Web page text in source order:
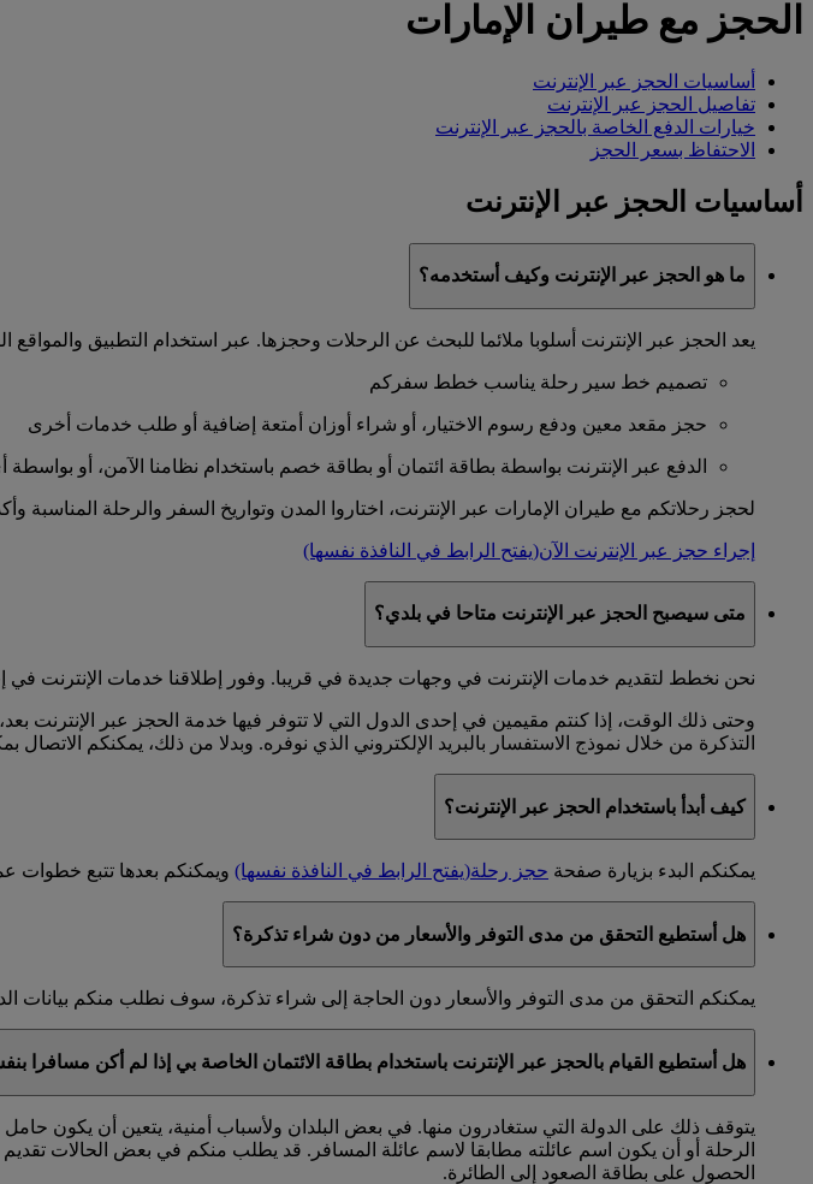
الحجز مع طيران الإمارات
أساسيات الحجز عبر الإنترنت
تفاصيل الحجز عبر الإنترنت
خيارات الدفع الخاصة بالحجز عبر الإنترنت
الاحتفاظ بسعر الحجز
أساسيات الحجز عبر الإنترنت
ما هو الحجز عبر الإنترنت وكيف أستخدمه؟
يعد الحجز عبر الإنترنت أسلوبا ملائما للبحث عن الرحلات وحجزها. عبر استخدام التطبيق والمواقع
تصميم خط سير رحلة يناسب خطط سفركم
حجز مقعد معين ودفع رسوم الاختيار، أو شراء أوزان أمتعة إضافية أو طلب خدمات أخرى
الدفع عبر الإنترنت بواسطة بطاقة ائتمان أو بطاقة خصم باستخدام نظامنا الآمن، أو
لحجز رحلاتكم مع طيران الإمارات عبر الإنترنت، اختاروا المدن وتواريخ السفر والرحلة المناسبة
إجراء حجز عبر الإنترنت الآن(يفتح الرابط في النافذة نفسها)
متى سيصبح الحجز عبر الإنترنت متاحا في بلدي؟
نحن نخطط لتقديم خدمات الإنترنت في وجهات جديدة في قريبا. وفور إطلاقنا خدمات الإنترنت
وحتى ذلك الوقت، إذا كنتم مقيمين في إحدى الدول التي لا تتوفر فيها خدمة الحجز عبر الإنترنت
التذكرة من خلال نموذج الاستفسار بالبريد الإلكتروني الذي نوفره. وبدلا من ذلك، يمكنكم الاتصال
كيف أبدأ باستخدام الحجز عبر الإنترنت؟
يمكنكم البدء بزيارة صفحة حجز رحلة(يفتح الرابط في النافذة نفسها) ويمكنكم بعدها تتبع خطوات
هل أستطيع التحقق من مدى التوفر والأسعار من دون شراء تذكرة؟
يمكنكم التحقق من مدى التوفر والأسعار دون الحاجة إلى شراء تذكرة، سوف نطلب منكم بيانات
هل أستطيع القيام بالحجز عبر الإنترنت باستخدام بطاقة الائتمان الخاصة بي إذا لم أكن مسافرا
يتوقف ذلك على الدولة التي ستغادرون منها. في بعض البلدان ولأسباب أمنية، يتعين أن يكون
الرحلة أو أن يكون اسم عائلته مطابقا لاسم عائلة المسافر. قد يطلب منكم في بعض الحالات تقديم
الحصول على بطاقة الصعود إلى الطائرة.